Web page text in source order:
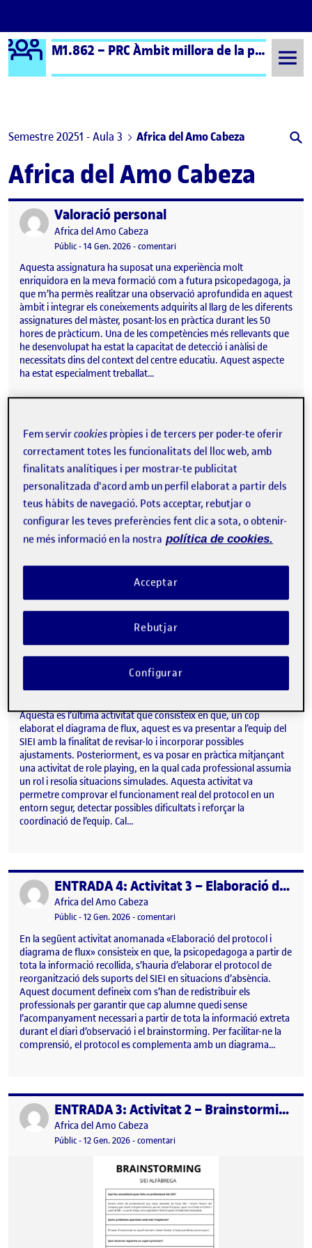
Saltar al contingut
Logo Ágora M1.862 – PRC Àmbit millora de la pràctica educativa (formal) – Aula 3
Semestre 20251 - Aula 3 Africa del Amo Cabeza
Africa del Amo Cabeza
Publicat perValoració personal
Publicat per
Africa del Amo Cabeza
Visibilitat:
Públic-Data de publicació
14 Gen. 2026-comentariel Valoració personal
Aquesta assignatura ha suposat una experiència molt
enriquidora en la meva formació com a futura psicopedagoga, ja
que m’ha permès realitzar una observació aprofundida en aquest
àmbit i integrar els coneixements adquirits al llarg de les diferents
assignatures del màster, posant-los en pràctica durant les 50
hores de pràcticum. Una de les competències més rellevants que
he desenvolupat ha estat la capacitat de detecció i anàlisi de
necessitats dins del context del centre educatiu. Aquest aspecte
ha estat especialment treballat…
Publicat perENTRADA 6:
Publicat per
Africa del Amo Cabeza
Visibilitat:
Públic- Data de publicació
14 Gen. 2026-comentariel ENTRADA 6:
En aquesta entrada final, vull destacar que l’experiència de
pràctiques ha estat molt positiva. A través de les diferents
activitats desenvolupades, he pogut posar en pràctica totes les
fases pròpies d’una intervenció psicopedagògica com són: la
detecció de la necessitat, el disseny de les activitats, la seva
procés. En el meu cas, l’avaluació s’ha concretat mitjançant una
valoració general realitzada en l’última activitat, basada en una
autoavaluació. A partir d’aquesta eina,…
Publicat perENTRADA 5: Activitat 4- Role playing
Africa del Amo Cabeza
Visibilitat:
Públic-Data de publicació
14 Gen. 202614 gener, 2026 10:22 pm
-comentariel ENTRADA 5: Activitat 4- Role
Aquesta es l’última activitat que consisteix en que, un cop
elaborat el diagrama de flux, aquest es va presentar a l’equip del
SIEI amb la finalitat de revisar-lo i incorporar possibles
ajustaments. Posteriorment, es va posar en pràctica mitjançant
una activitat de role playing, en la qual cada professional assumia
un rol i resolia situacions simulades. Aquesta activitat va
permetre comprovar el funcionament real del protocol en un
entorn segur, detectar possibles dificultats i reforçar la
coordinació de l’equip. Cal…
Publicat per ENTRADA 4: Activitat 3 – Elaboració del protocol i diagrama de flux
Publicat per
Africa del Amo Cabeza
Visibilitat:
Públic-Data de publicació
12 Gen. 202614 gener, 2026 10:27 pm
-comentariel ENTRADA 4: Activitat 3 –
En la següent activitat anomanada «Elaboració del protocol i
diagrama de flux» consisteix en que, la psicopedagoga a partir de
tota la informació recollida, s’hauria d’elaborar el protocol de
reorganització dels suports del SIEI en situacions d’absència.
Aquest document defineix com s’han de redistribuir els
professionals per garantir que cap alumne quedi sense
l’acompanyament necessari a partir de tota la informació extreta
durant el diari d’observació i el brainstorming. Per facilitar-ne la
comprensió, el protocol es complementa amb un diagrama…
Publicat per ENTRADA 3: Activitat 2 – Brainstorming
Publicat per
Africa del Amo Cabeza
Visibilitat:
Públic-Data de publicació
12 Gen. 202614 gener, 2026 10:30 pm
-comentariel ENTRADA 3: Activitat 2 –
Fem servircookies pròpies i de tercers per poder-te oferir
correctament totes les funcionalitats del lloc web, amb
finalitats analítiques i per mostrar-te publicitat
personalitzada d'acord amb un perfil elaborat a partir dels
teus hàbits de navegació. Pots acceptar, rebutjar o
configurar les teves preferències fent clic a sota, o obtenir-
ne més informació en la nostra política de cookies.
Rebutjar
Acceptar
Configurar